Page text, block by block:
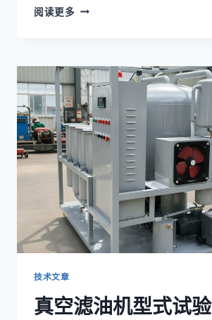
阅读更多 真
机
出
厂
测
试
技术文章
真空滤油机型式试验